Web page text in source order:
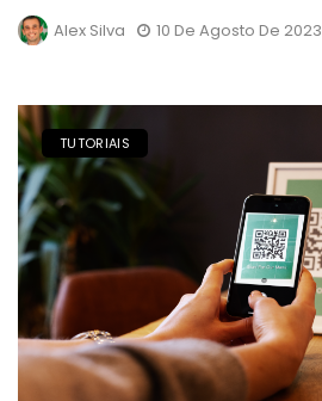
Alex Silva 10 De Agosto De 2023
TUTORIAIS